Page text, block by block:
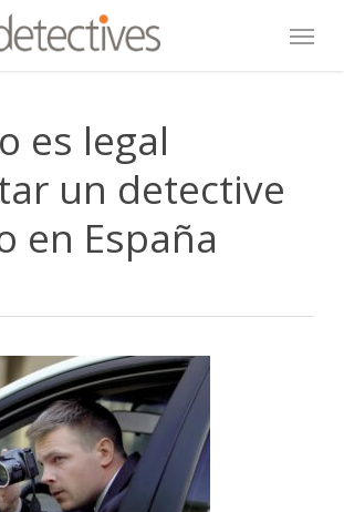
Menu
es legal
un detective
en España